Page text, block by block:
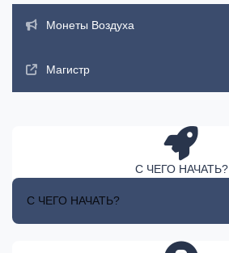
Монеты Воздуха
Магистр
С ЧЕГО НАЧАТЬ?
С ЧЕГО НАЧАТЬ?